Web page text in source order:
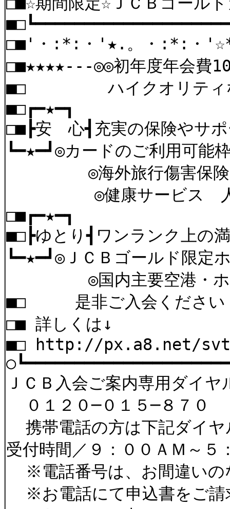
□■'・:*:
□■★★★★---◎◎初年度年会費
■□ ハイクオリティ
□■┣安 心┫充
┗━★━┛◎カードのご
◎海外旅行傷害
◎健康サービス 人間
■□┣ゆとり┫
┗━★━┛◎ＪＣＢゴ
◎国内主要空港・ホノ
■□ 是非ご
□■ 詳
■□ http://px.a8.net/svt/
ＪＣＢ入会ご案内専用ダイヤ
０１２０─０１５─８７０
携帯電話の方は下記ダイ
受付時間／９：００ＡＭ～
※電話番号は、お間違いの
※お電話にて申込書をご請